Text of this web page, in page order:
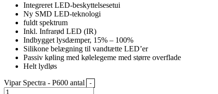
Integreret LED-beskyttelsesetui
Ny SMD LED-teknologi
fuldt spektrum
Inkl. Infrarød LED (IR)
Indbygget lysdæmper, 15% – 100%
Silikone belægning til vandtætte LED’er
Passiv køling med kølelegeme med større overflade
Helt lydløs
Vipar Spectra - P600 antal
-